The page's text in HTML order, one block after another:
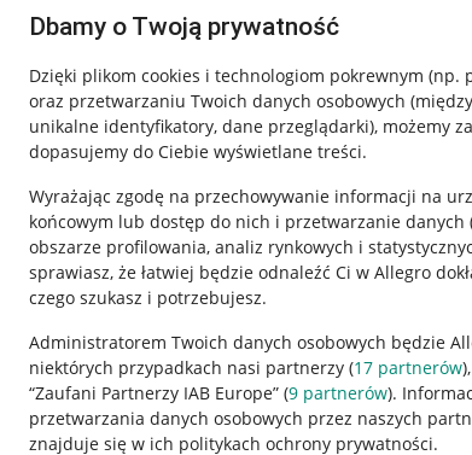
Dbamy o Twoją prywatność
Dzięki plikom cookies i technologiom pokrewnym (np.
oraz przetwarzaniu Twoich danych osobowych
unikalne identyfikatory, dane przeglądarki), możemy
dopasujemy do Ciebie wyświetlane treści.
Wyrażając zgodę na przechowywanie informacji na
końcowym lub dostęp do nich i przetwarzanie danych
obszarze profilowania, analiz rynkowych i
sprawiasz, że łatwiej będzie odnaleźć Ci w Allegro
czego szukasz i potrzebujesz.
Administratorem Twoich danych osobowych będzie
niektórych przypadkach nasi partnerzy (17 partnerów
“Zaufani Partnerzy IAB Europe” (9 partnerów).
przetwarzania danych osobowych przez naszych
znajduje się w ich politykach ochrony prywatności.
Przydatne informacje
Jak to działa